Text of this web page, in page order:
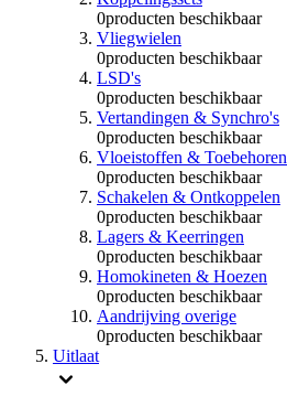
0producten beschikbaar
Vliegwielen
0producten beschikbaar
LSD's
0producten beschikbaar
Vertandingen & Synchro's
0producten beschikbaar
Vloeistoffen & Toebehoren
0producten beschikbaar
Schakelen & Ontkoppelen
0producten beschikbaar
Lagers & Keerringen
0producten beschikbaar
Homokineten & Hoezen
0producten beschikbaar
Aandrijving overige
0producten beschikbaar
Uitlaat